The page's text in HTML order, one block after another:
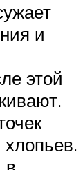
и
этой